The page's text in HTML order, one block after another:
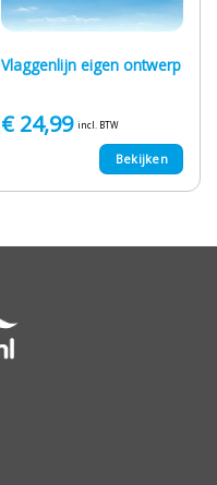
Vlaggenlijn eigen ontwerp
€24,99 incl. BTW
Bekijken